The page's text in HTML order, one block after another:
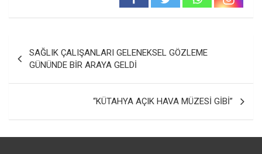
gezinmesi
SAĞLIK ÇALIŞANLARI GELENEKSEL GÖZLEME
GÜNÜNDE BİR ARAYA GELDİ
“KÜTAHYA AÇIK HAVA MÜZESİ GİBİ”